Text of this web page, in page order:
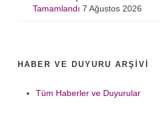
Tamamlandı 7 Ağustos 2026
HABER VE DUYURU ARŞIVI
Tüm Haberler ve Duyurular